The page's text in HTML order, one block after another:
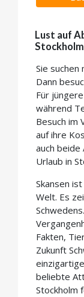
Lust auf
Sie suchen
Dann
Für
während
Besuch im
auf ihre
auch
Urlaub in
Skansen
Welt. Es
Fakten,
Zukunft
beliebte
Stockholm